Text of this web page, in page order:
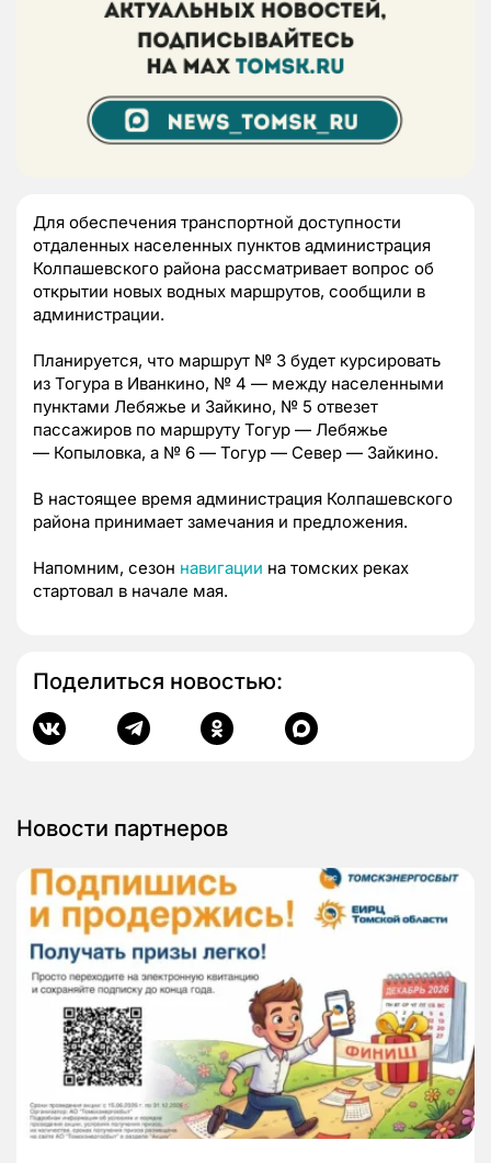
Для обеспечения транспортной доступности
отдаленных населенных пунктов администрация
Колпашевского района рассматривает вопрос об
открытии новых водных маршрутов, сообщили в
администрации.
Планируется, что маршрут № 3 будет курсировать
из Тогура в Иванкино, № 4 — между населенными
пунктами Лебяжье и Зайкино, № 5 отвезет
пассажиров по маршруту Тогур — Лебяжье
— Копыловка, а № 6 — Тогур — Север — Зайкино.
В настоящее время администрация Колпашевского
района принимает замечания и предложения.
Напомним, сезон навигации на томских реках
стартовал в начале мая.
Поделиться новостью:
Новости партнеров